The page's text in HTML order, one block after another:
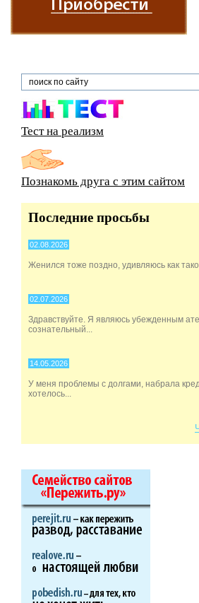
Тест на реализм
Познакомь друга с этим сайтом
Последние просьбы
02.08.2026
Женился тоже поздно, удивляюсь как
02.07.2026
Здравствуйте. Я являюсь убежденным
сознательный...
14.05.2026
У меня проблемы с долгами, набрала
хотелось...